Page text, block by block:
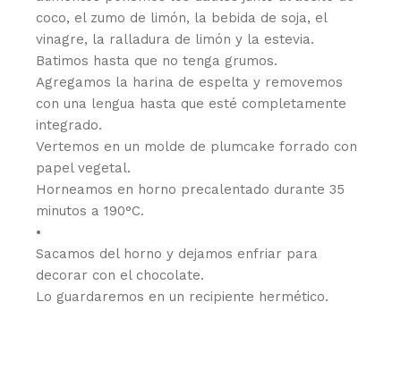
coco, el zumo de limón, la bebida de soja, el
vinagre, la ralladura de limón y la estevia.
Batimos hasta que no tenga grumos.
Agregamos la harina de espelta y removemos
con una lengua hasta que esté completamente
integrado.
Vertemos en un molde de plumcake forrado con
papel vegetal.
Horneamos en horno precalentado durante 35
minutos a 190°C.
•
Sacamos del horno y dejamos enfriar para
decorar con el chocolate.
Lo guardaremos en un recipiente hermético.